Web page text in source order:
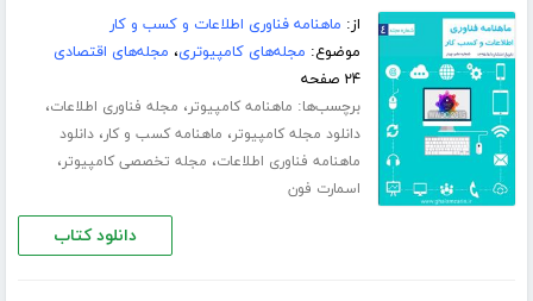
از: ماهنامه فناوری اطلاعات و کسب و کار
موضوع: مجله‌های کامپیوتری، مجله‌های اقتصادی
۲۴ صفحه
برچسب‌ها: ماهنامه کامپیوتر، مجله فناوری اطلاعات،
دانلود مجله کامپیوتر، ماهنامه کسب و کار،دانلود
ماهنامه فناوری اطلاعات، مجله تخصصی کامپیوتر،
اسمارت فون
دانلود کتاب